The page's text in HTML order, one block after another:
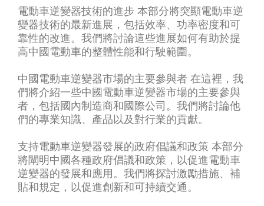
電動車逆變器技術的進步 本部分將突顯電動車逆
變器技術的最新進展，包括效率、功率密度和可
靠性的改進。我們將討論這些進展如何有助於提
高中國電動車的整體性能和行駛範圍。
中國電動車逆變器市場的主要參與者 在這裡，我
們將介紹一些中國電動車逆變器市場的主要參與
者，包括國內制造商和國際公司。我們將討論他
們的專業知識、產品以及對行業的貢獻。
支持電動車逆變器發展的政府倡議和政策 本部分
將闡明中國各種政府倡議和政策，以促進電動車
逆變器的發展和應用。我們將探討激勵措施、補
貼和規定，以促進創新和可持續交通。